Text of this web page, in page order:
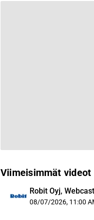
Viimeisimmät videot
Robit Oyj,
08/07/2026, 11:00